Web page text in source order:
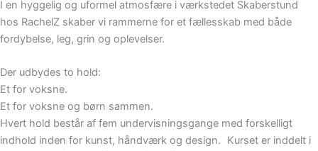
I en hyggelig og uformel atmosfære i værkstedet Skaberstund
hos RachelZ skaber vi rammerne for et fællesskab med både
fordybelse, leg, grin og oplevelser.
Der udbydes to hold:
Et for voksne.
Et for voksne og børn sammen.
Hvert hold består af fem undervisningsgange med forskelligt
indhold inden for kunst, håndværk og design. Kurset er inddelt i